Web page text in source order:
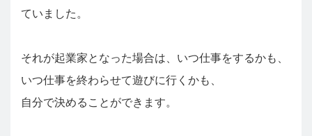
ていました。
それが起業家となった場合は、いつ仕事をするかも、
いつ仕事を終わらせて遊びに行くかも、
自分で決めることができます。